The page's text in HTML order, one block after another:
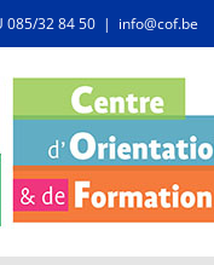
085/32 84 50 | info@cof.be